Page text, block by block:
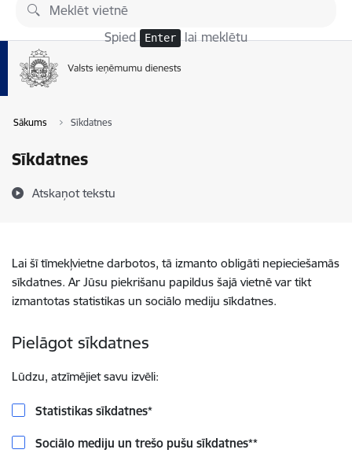
Pāriet uz lapas saturu
Spied Enter lai meklētu
Sākums Sīkdatnes
Sīkdatnes
Atskaņot tekstu
Lai šī tīmekļvietne darbotos, tā izmanto obligāti nepieciešamās
sīkdatnes. Ar Jūsu piekrišanu papildus šajā vietnē var tikt
izmantotas statistikas un sociālo mediju sīkdatnes.
Pielāgot sīkdatnes
Lūdzu, atzīmējiet savu izvēli:
Statistikas sīkdatnes*
Sociālo mediju un trešo pušu sīkdatnes**